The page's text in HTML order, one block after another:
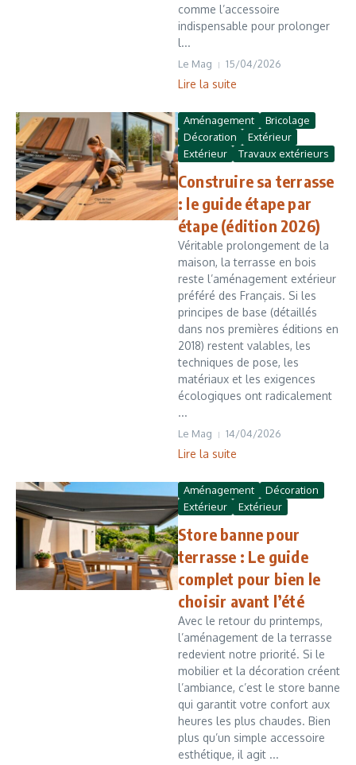
comme l’accessoire
indispensable pour prolonger
l...
Le Mag 15/04/2026
Lire la suite
Aménagement
Bricolage
Décoration
Extérieur
Extérieur
Travaux extérieurs
Construire sa terrasse
: le guide étape par
étape (édition 2026)
Véritable prolongement de la
maison, la terrasse en bois
reste l’aménagement extérieur
préféré des Français. Si les
principes de base (détaillés
dans nos premières éditions en
2018) restent valables, les
techniques de pose, les
matériaux et les exigences
écologiques ont radicalement
...
Le Mag 14/04/2026
Lire la suite
Aménagement
Décoration
Extérieur
Extérieur
Store banne pour
terrasse : Le guide
complet pour bien le
choisir avant l’été
Avec le retour du printemps,
l’aménagement de la terrasse
redevient notre priorité. Si le
mobilier et la décoration créent
l’ambiance, c’est le store banne
qui garantit votre confort aux
heures les plus chaudes. Bien
plus qu’un simple accessoire
esthétique, il agit ...